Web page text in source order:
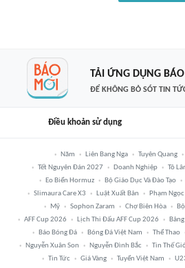
TẢI ỨNG DỤNG
ĐỂ KHÔNG BỎ SÓT TIN
Điều khoản sử dụng
Năm Liên Bang Nga Tuyên Quang
Tết Nguyên Đán 2027
Doanh Nghiệp Tô
Eo Biển Hormuz
Bộ Giáo Dục Và Đào Tạo
Slimaura Care X3
Luật Xuất Bản Phạm
Mỹ
Sophon Zaram Chợ Biên Hòa
AFF Cup 2026
Lịch Thi Đấu AFF Cup 2026
Báo Bóng Đá
Bóng Đá Việt Nam Thể Thao
Nguyễn Xuân Son
Nguyễn Đình Bắc Tin Thế
Tin Tức
Giá Vàng Tuyển Việt Nam